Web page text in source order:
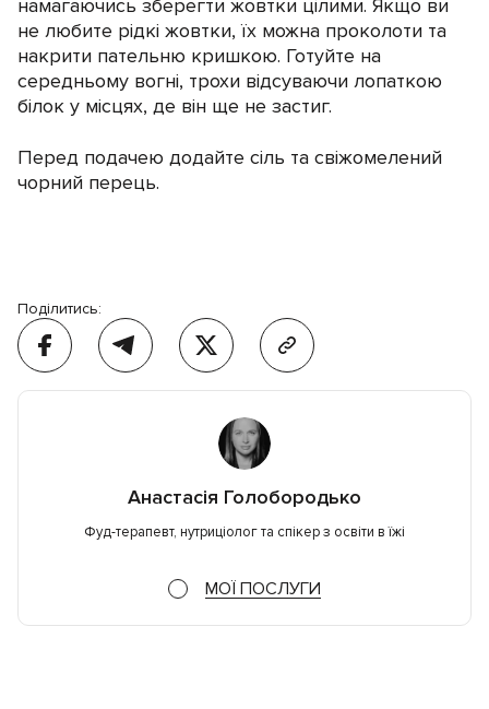
намагаючись зберегти жовтки цілими. Якщо ви
не любите рідкі жовтки, їх можна проколоти та
накрити пательню кришкою. Готуйте на
середньому вогні, трохи відсуваючи лопаткою
білок у місцях, де він ще не застиг.
Перед подачею додайте сіль та свіжомелений
чорний перець.
Поділитись:
Анастасія Голобородько
Фуд-терапевт, нутриціолог та спікер з освіти в їжі
МОЇ ПОСЛУГИ